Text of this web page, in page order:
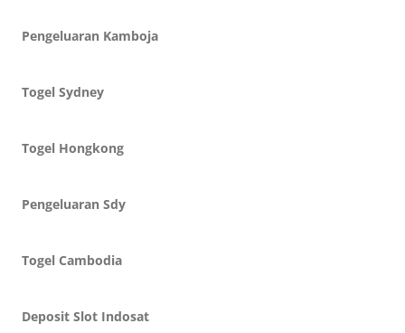
Pengeluaran Kamboja
Togel Sydney
Togel Hongkong
Pengeluaran Sdy
Togel Cambodia
Deposit Slot Indosat